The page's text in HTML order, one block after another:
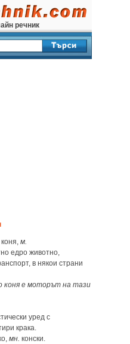
речник
м.
едро животно,
в някои страни
коня е моторът на тази
уред с
крака.
мн. конски.